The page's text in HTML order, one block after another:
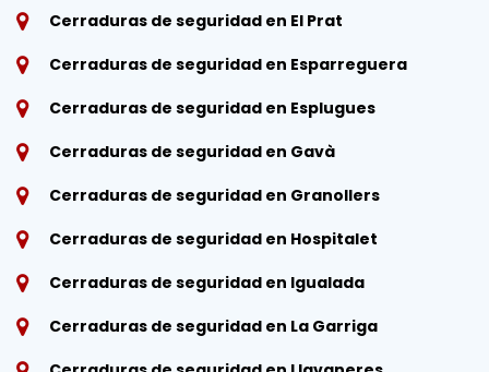
Cerraduras de seguridad en El Prat
Cerraduras de seguridad en Esparreguera
Cerraduras de seguridad en Esplugues
Cerraduras de seguridad en Gavà
Cerraduras de seguridad en Granollers
Cerraduras de seguridad en Hospitalet
Cerraduras de seguridad en Igualada
Cerraduras de seguridad en La Garriga